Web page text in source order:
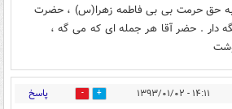
به حق حرمت بی بی فاطمه زهرا(س) ، حضرت
دار . حضر آقا هر جمله ای که می گه ،
۱۴:۱۱ - ۱۳۹۳/۰۱/۰۲ 0 پاسخ